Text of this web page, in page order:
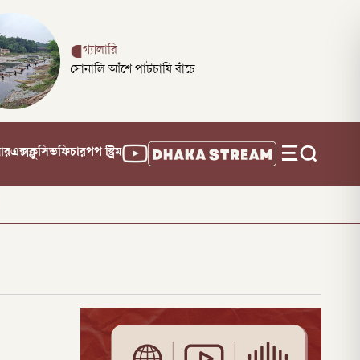
গ্যালারি
সোনালি আঁশে পাটচাষি বাঁচে
এক্সক্লুসিভফিচারপপ স্ট্রিম